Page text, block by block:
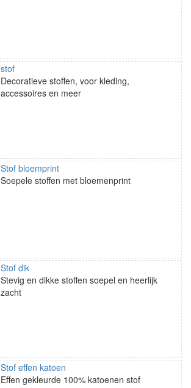
stof
Decoratieve stoffen, voor kleding,
accessoires en meer
Stof bloemprint
Soepele stoffen met bloemenprint
Stof dik
Stevig en dikke stoffen soepel en heerlijk
zacht
Stof effen katoen
Effen gekleurde 100% katoenen stof